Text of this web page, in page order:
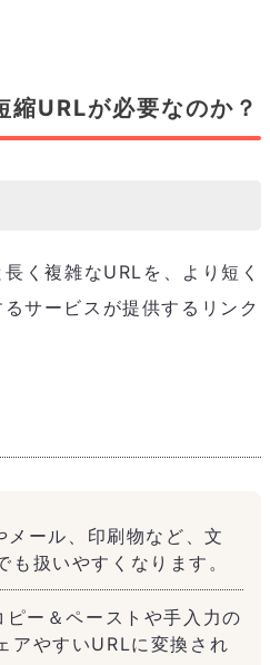
縮URLが必要なのか？
く複雑なURLを、より短く
サービスが提供するリンク
ール、印刷物など、文
扱いやすくなります。
ー＆ペーストや手入力の
アやすいURLに変換され